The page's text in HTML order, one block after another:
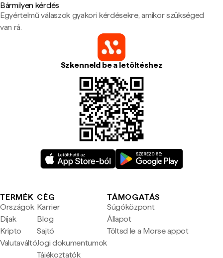
Bármilyen kérdés
Egyértelmű válaszok gyakori kérdésekre, amikor szükséged
van rá.
Szkenneld be a letöltéshez
TERMÉK
Országok
Díjak
Kripto
Valutaváltó
CÉG
Karrier
Blog
Sajtó
Jogi dokumentumok
Tájékoztatók
TÁMOGATÁS
Súgóközpont
Állapot
Töltsd le a Morse appot